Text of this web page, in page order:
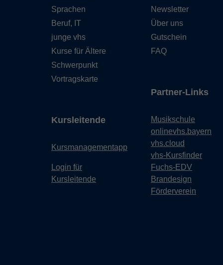
Sprachen
Beruf, IT
junge vhs
Kurse für Ältere
Schwerpunkt
Vortragskarte
Kursleitende
Kursmanagementapp
Login für
Kursleitende
Newsletter
Über uns
Gutschein
FAQ
Partner-Links
Musikschule
onlinevhs.bayern
vhs.cloud
vhs-Kursfinder
Fuchs-EDV
Brandesign
Förderverein